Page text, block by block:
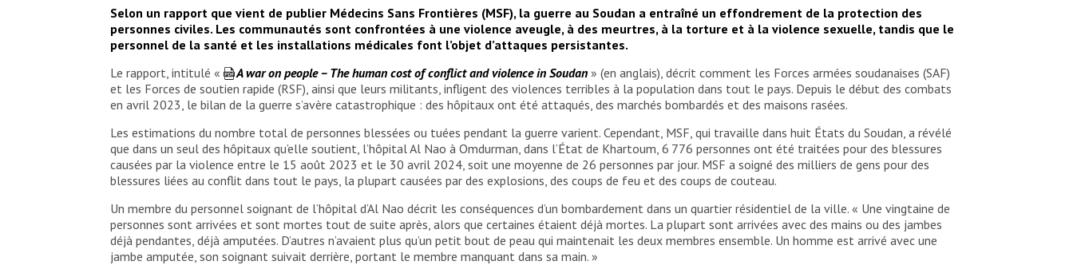
Selon un rapport que vient de publier Médecins Sans Frontières (MSF), la guerre au Soudan a entraîné un effondrement de la protection des
personnes civiles. Les communautés sont confrontées à une violence aveugle, à des meurtres, à la torture et à la violence sexuelle, tandis que le
personnel de la santé et les installations médicales font l’objet d’attaques persistantes.
Le rapport, intitulé «
A war on people – The human cost of conflict and violence in Soudan » (en anglais), décrit comment les Forces armées soudanaises (SAF)
et les Forces de soutien rapide (RSF), ainsi que leurs militants, infligent des violences terribles à la population dans tout le pays. Depuis le début des combats
en avril 2023, le bilan de la guerre s’avère catastrophique : des hôpitaux ont été attaqués, des marchés bombardés et des maisons rasées.
Les estimations du nombre total de personnes blessées ou tuées pendant la guerre varient. Cependant, MSF, qui travaille dans huit États du Soudan, a révélé
que dans un seul des hôpitaux qu’elle soutient, l’hôpital Al Nao à Omdurman, dans l’État de Khartoum, 6 776 personnes ont été traitées pour des blessures
causées par la violence entre le 15 août 2023 et le 30 avril 2024, soit une moyenne de 26 personnes par jour. MSF a soigné des milliers de gens pour des
blessures liées au conflit dans tout le pays, la plupart causées par des explosions, des coups de feu et des coups de couteau.
Un membre du personnel soignant de l’hôpital d’Al Nao décrit les conséquences d’un bombardement dans un quartier résidentiel de la ville. « Une vingtaine de
personnes sont arrivées et sont mortes tout de suite après, alors que certaines étaient déjà mortes. La plupart sont arrivées avec des mains ou des jambes
déjà pendantes, déjà amputées. D’autres n’avaient plus qu’un petit bout de peau qui maintenait les deux membres ensemble. Un homme est arrivé avec une
jambe amputée, son soignant suivait derrière, portant le membre manquant dans sa main. »